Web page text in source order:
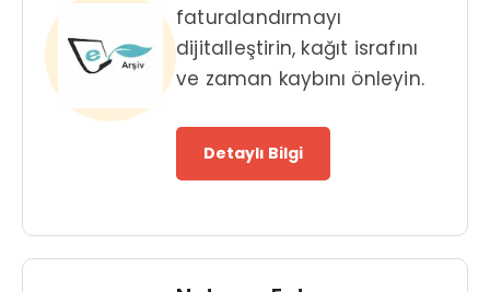
faturalandırmayı
dijitalleştirin, kağıt israfını
ve zaman kaybını önleyin.
Detaylı Bilgi